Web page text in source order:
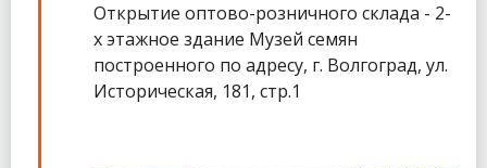
Открытие оптово-розничного склада - 2-
х этажное здание Музей семян
построенного по адресу, г. Волгоград, ул.
Историческая, 181, стр.1